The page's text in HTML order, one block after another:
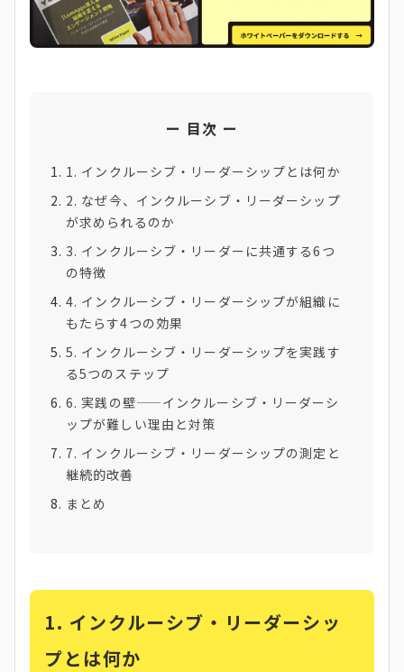
目次
1. インクルーシブ・リーダーシップとは何か
2. なぜ今、インクルーシブ・リーダーシップ
が求められるのか
3. インクルーシブ・リーダーに共通する6つ
の特徴
4. インクルーシブ・リーダーシップが組織に
もたらす4つの効果
5. インクルーシブ・リーダーシップを実践す
る5つのステップ
6. 実践の壁——インクルーシブ・リーダーシ
ップが難しい理由と対策
7. インクルーシブ・リーダーシップの測定と
継続的改善
まとめ
1. インクルーシブ・リーダーシッ
プとは何か